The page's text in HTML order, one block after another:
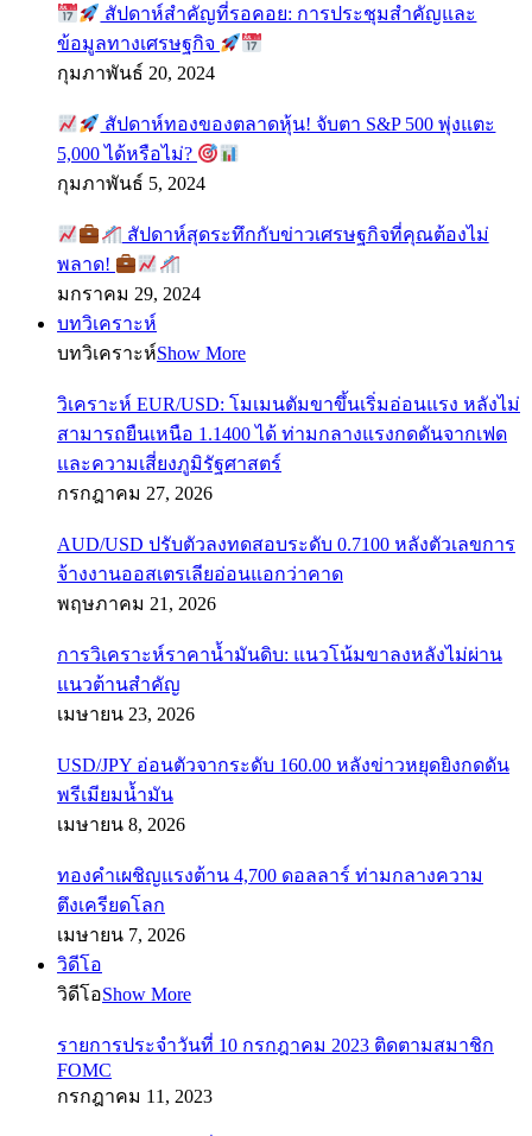
สัปดาห์สำคัญที่รอคอย: การประชุมสำคัญและ
ข้อมูลทางเศรษฐกิจ
กุมภาพันธ์ 20, 2024
สัปดาห์ทองของตลาดหุ้น! จับตา S&P 500 พุ่งแตะ
5,000 ได้หรือไม่?
กุมภาพันธ์ 5, 2024
สัปดาห์สุดระทึกกับข่าวเศรษฐกิจที่คุณต้องไม่
พลาด!
มกราคม 29, 2024
บทวิเคราะห์
บทวิเคราะห์Show More
วิเคราะห์ EUR/USD: โมเมนตัมขาขึ้นเริ่มอ่อนแรง หลังไม่
สามารถยืนเหนือ 1.1400 ได้ ท่ามกลางแรงกดดันจากเฟด
และความเสี่ยงภูมิรัฐศาสตร์
กรกฎาคม 27, 2026
AUD/USD ปรับตัวลงทดสอบระดับ 0.7100 หลังตัวเลขการ
จ้างงานออสเตรเลียอ่อนแอกว่าคาด
พฤษภาคม 21, 2026
การวิเคราะห์ราคาน้ำมันดิบ: แนวโน้มขาลงหลังไม่ผ่าน
แนวต้านสำคัญ
เมษายน 23, 2026
USD/JPY อ่อนตัวจากระดับ 160.00 หลังข่าวหยุดยิงกดดัน
พรีเมียมน้ำมัน
เมษายน 8, 2026
ทองคำเผชิญแรงต้าน 4,700 ดอลลาร์ ท่ามกลางความ
ตึงเครียดโลก
เมษายน 7, 2026
วิดีโอ
วิดีโอShow More
รายการประจำวันที่ 10 กรกฎาคม 2023 ติดตามสมาชิก
FOMC
กรกฎาคม 11, 2023